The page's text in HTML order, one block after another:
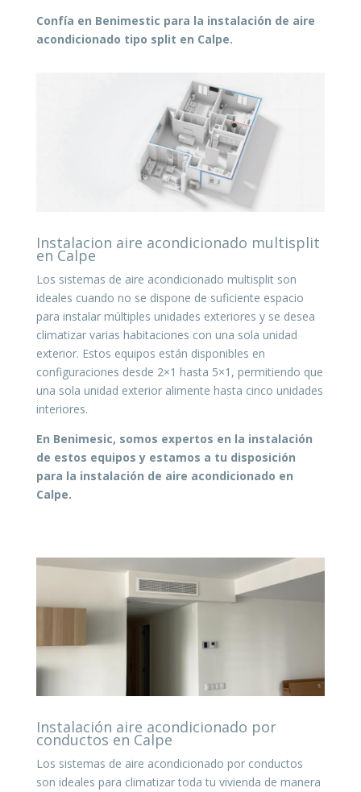
Confía en Benimestic para la instalación de aire
acondicionado tipo split en Calpe.
Instalacion aire acondicionado multisplit
en Calpe
Los sistemas de aire acondicionado multisplit son
ideales cuando no se dispone de suficiente espacio
para instalar múltiples unidades exteriores y se desea
climatizar varias habitaciones con una sola unidad
exterior. Estos equipos están disponibles en
configuraciones desde 2×1 hasta 5×1, permitiendo que
una sola unidad exterior alimente hasta cinco unidades
interiores.
En Benimesic, somos expertos en la instalación
de estos equipos y estamos a tu disposición
para la instalación de aire acondicionado en
Calpe.
Instalación aire acondicionado por
conductos en Calpe
Los sistemas de aire acondicionado por conductos
son ideales para climatizar toda tu vivienda de manera